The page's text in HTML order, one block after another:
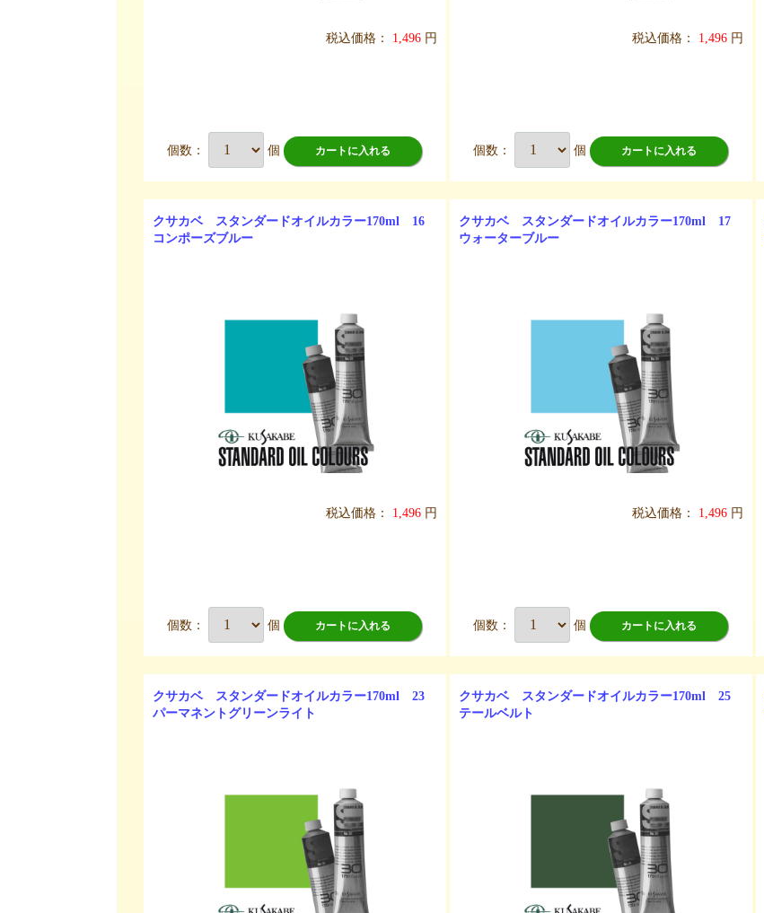
税込価格： 1,496 円
個数： 個 カートに入れる
税込価格： 1,496 円
個数： 個 カートに入れる
クサカベ スタンダードオイルカラー170ml 16
コンポーズブルー
税込価格： 1,496 円
個数： 個 カートに入れる
クサカベ スタンダードオイルカラー170ml 17
ウォーターブルー
税込価格： 1,496 円
個数： 個 カートに入れる
クサカベ スタンダードオイルカラー170ml 23
パーマネントグリーンライト
クサカベ スタンダードオイルカラー170ml 25
テールベルト